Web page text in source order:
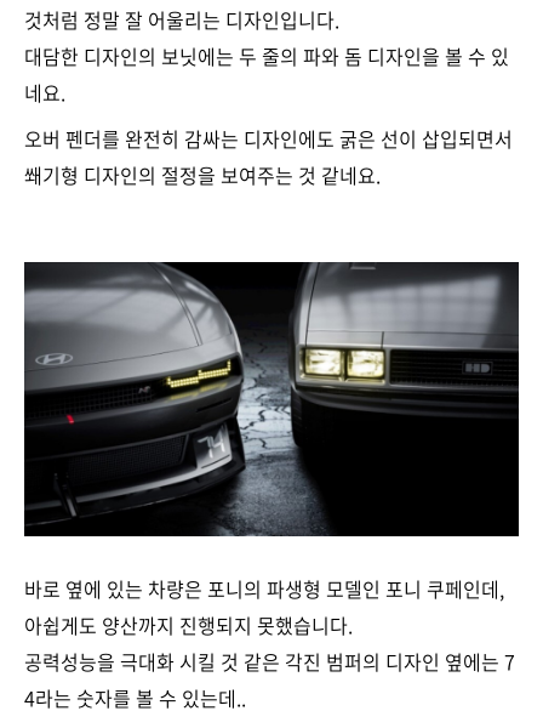
것처럼 정말 잘 어울리는 디자인입니다.
대담한 디자인의 보닛에는 두 줄의 파와 돔 디자인을 볼 수 있
네요.
오버 펜더를 완전히 감싸는 디자인에도 굵은 선이 삽입되면서
쐐기형 디자인의 절정을 보여주는 것 같네요.
바로 옆에 있는 차량은 포니의 파생형 모델인 포니 쿠페인데,
아쉽게도 양산까지 진행되지 못했습니다.
공력성능을 극대화 시킬 것 같은 각진 범퍼의 디자인 옆에는 7
4라는 숫자를 볼 수 있는데..